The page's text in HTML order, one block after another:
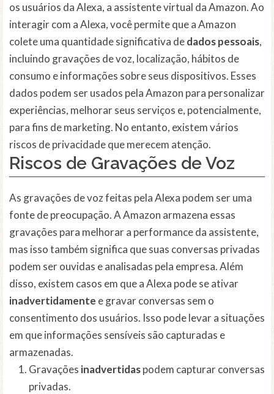
os usuários da Alexa, a assistente virtual da Amazon. Ao
interagir com a Alexa, você permite que a Amazon
colete uma quantidade significativa dedados pessoais,
incluindo gravações de voz, localização, hábitos de
consumo e informações sobre seus dispositivos. Esses
dados podem ser usados pela Amazon para personalizar
experiências, melhorar seus serviços e, potencialmente,
para fins de marketing. No entanto, existem vários
riscos de privacidade que merecem atenção.
Riscos de Gravações de Voz
As gravações de voz feitas pela Alexa podem ser uma
fonte de preocupação. A Amazon armazena essas
gravações para melhorar a performance da assistente,
mas isso também significa que suas conversas privadas
podem ser ouvidas e analisadas pela empresa. Além
disso, existem casos em que a Alexa pode se ativar
inadvertidamente e gravar conversas sem o
consentimento dos usuários. Isso pode levar a situações
em que informações sensíveis são capturadas e
armazenadas.
Gravações inadvertidaspodem capturar conversas
privadas.